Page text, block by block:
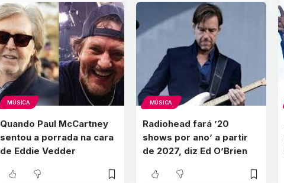
MÚSICA
Quando Paul McCartney
sentou a porrada na cara
de Eddie Vedder
MÚSICA
Radiohead fará ’20
shows por ano’ a partir
de 2027, diz Ed O’Brien